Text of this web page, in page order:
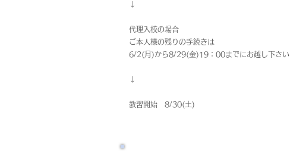
↓
代理入校の場合
ご本人様の残りの手続きは
6/2(月)から8/29(金)19：00までにお越し下さい
↓
教習開始 8/30(土)